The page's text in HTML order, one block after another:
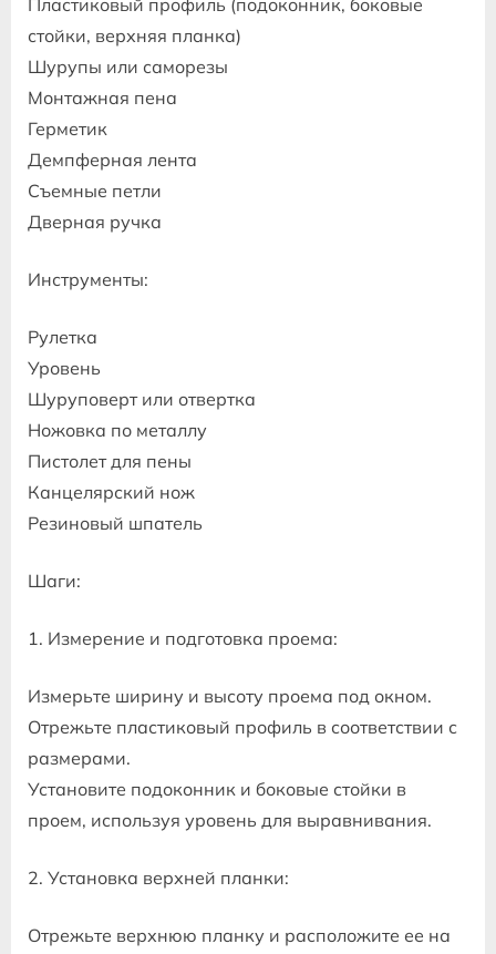
Пластиковый профиль (подоконник, боковые
стойки, верхняя планка)
Шурупы или саморезы
Монтажная пена
Герметик
Демпферная лента
Съемные петли
Дверная ручка
Инструменты:
Рулетка
Уровень
Шуруповерт или отвертка
Ножовка по металлу
Пистолет для пены
Канцелярский нож
Резиновый шпатель
Шаги:
1. Измерение и подготовка проема:
Измерьте ширину и высоту проема под окном.
Отрежьте пластиковый профиль в соответствии с
размерами.
Установите подоконник и боковые стойки в
проем, используя уровень для выравнивания.
2. Установка верхней планки:
Отрежьте верхнюю планку и расположите ее на